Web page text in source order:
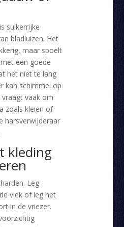
suikerrijke
bladluizen. Het
maar spoelt
een goede
het niet te lang
kan schimmel op
vraagt vaak om
zoals kleien of
harsverwijderaar
kleding
Leg
vlek of leg het
in de vriezer.